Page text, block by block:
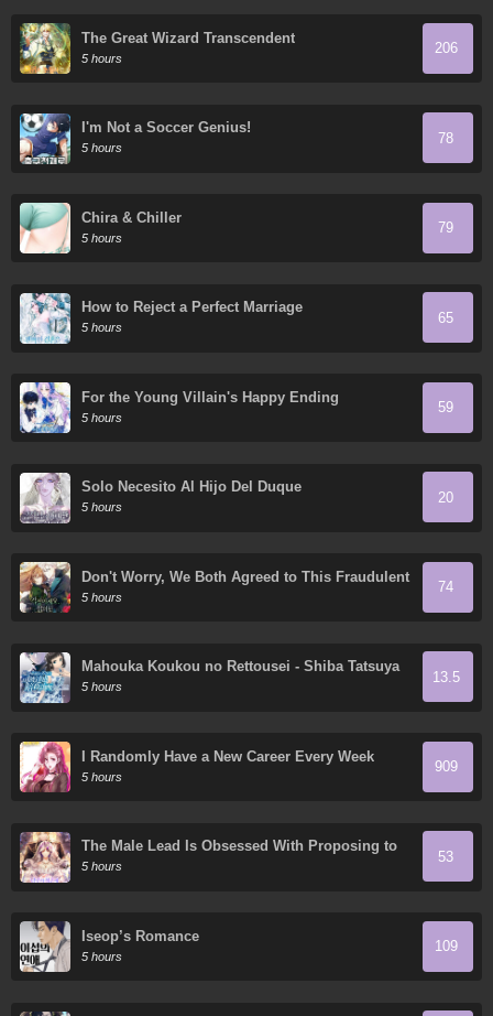
The Great Wizard Transcendent
5 hours
206
I'm Not a Soccer Genius!
5 hours
78
Chira & Chiller
5 hours
79
How to Reject a Perfect Marriage
5 hours
65
For the Young Villain's Happy Ending
5 hours
59
Solo Necesito Al Hijo Del Duque
5 hours
20
Don't Worry, We Both Agreed to This Fraudulent
Marriage
5 hours
74
Mahouka Koukou no Rettousei - Shiba Tatsuya
Ansatsu Keikaku
5 hours
13.5
I Randomly Have a New Career Every Week
5 hours
909
The Male Lead Is Obsessed With Proposing to
Me
5 hours
53
Iseop’s Romance
5 hours
109